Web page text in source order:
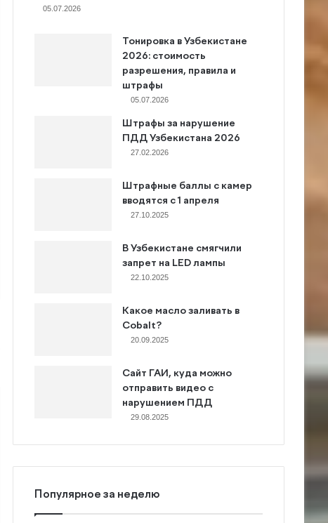
05.07.2026
Тонировка в Узбекистане
2026: стоимость
разрешения, правила и
штрафы
05.07.2026
Штрафы за нарушение
ПДД Узбекистана 2026
27.02.2026
Штрафные баллы с камер
вводятся с 1 апреля
27.10.2025
В Узбекистане смягчили
запрет на LED лампы
22.10.2025
Какое масло заливать в
Cobalt?
20.09.2025
Сайт ГАИ, куда можно
отправить видео с
нарушением ПДД
29.08.2025
Популярное за неделю